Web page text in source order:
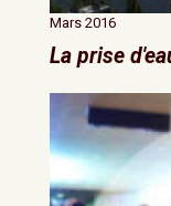
Mars 2016
La prise